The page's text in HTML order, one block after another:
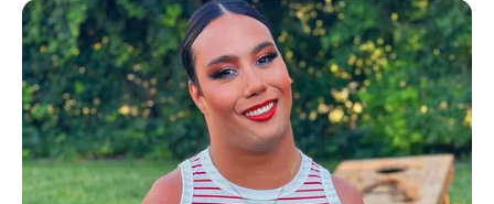
Óriási botrány a TV2 körül:
homoszexualitás reklámozása
miatt feljelentették a csatornát
bySzerző • October 18, 2025